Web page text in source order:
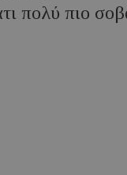
πολύ πιο